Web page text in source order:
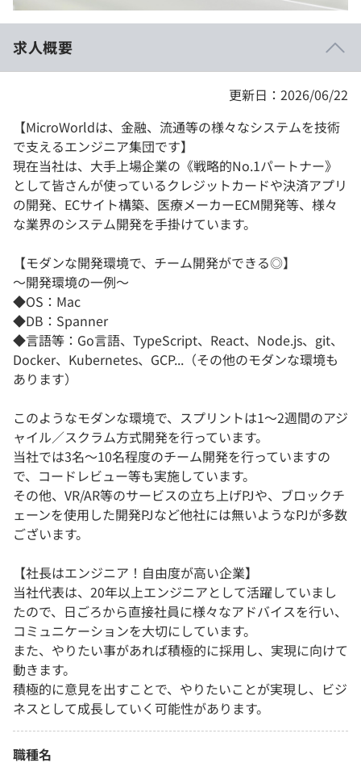
学校向けプラン
契約内容・クーポン
求人概要
更新日：2026/06/22
【MicroWorldは、金融、流通等の様々なシステムを技術
で支えるエンジニア集団です】
現在当社は、大手上場企業の《戦略的No.1パートナー》
として皆さんが使っているクレジットカードや決済アプリ
の開発、ECサイト構築、医療メーカーECM開発等、様々
な業界のシステム開発を手掛けています。
【モダンな開発環境で、チーム開発ができる◎】
～開発環境の一例～
◆OS：Mac
◆DB：Spanner
◆言語等：Go言語、TypeScript、React、Node.js、git、
Docker、Kubernetes、GCP...（その他のモダンな環境も
あります）
このようなモダンな環境で、スプリントは1～2週間のアジ
ャイル／スクラム方式開発を行っています。
当社では3名～10名程度のチーム開発を行っていますの
で、コードレビュー等も実施しています。
その他、VR/AR等のサービスの立ち上げPJや、ブロックチ
ェーンを使用した開発PJなど他社には無いようなPJが多数
ございます。
【社長はエンジニア！自由度が高い企業】
当社代表は、20年以上エンジニアとして活躍していまし
たので、日ごろから直接社員に様々なアドバイスを行い、
コミュニケーションを大切にしています。
また、やりたい事があれば積極的に採用し、実現に向けて
動きます。
積極的に意見を出すことで、やりたいことが実現し、ビジ
ネスとして成長していく可能性があります。
職種名